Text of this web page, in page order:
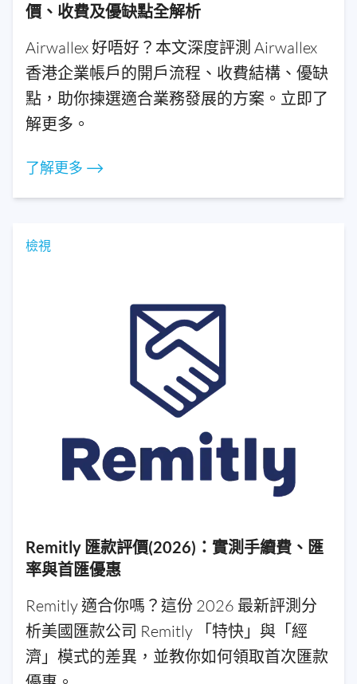
價、收費及優缺點全解析
Airwallex 好唔好？本文深度評測 Airwallex
香港企業帳戶的開戶流程、收費結構、優缺
點，助你揀選適合業務發展的方案。立即了
解更多。
了解更多 ⟶
檢視
Remitly 匯款評價(2026)：實測手續費、匯
率與首匯優惠
Remitly 適合你嗎？這份 2026 最新評測分
析美國匯款公司 Remitly 「特快」與「經
濟」模式的差異，並教你如何領取首次匯款